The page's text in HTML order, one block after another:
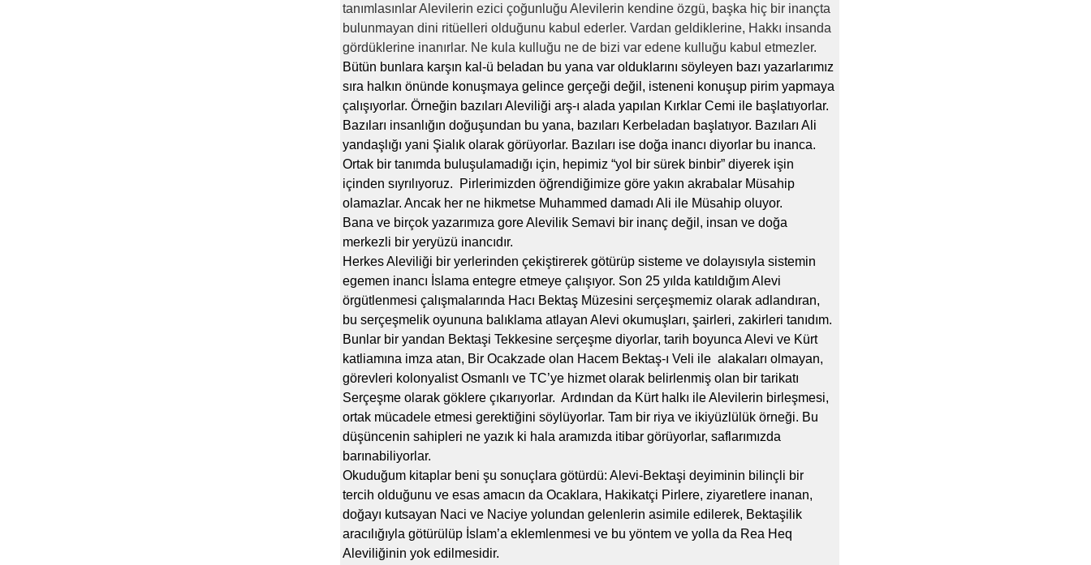
tanımlasınlar Alevilerin ezici çoğunluğu Alevilerin kendine özgü, başka hiç bir inançta
bulunmayan dini ritüelleri olduğunu kabul ederler. Vardan geldiklerine, Hakkı insanda
gördüklerine inanırlar. Ne kula kulluğu ne de bizi var edene kulluğu kabul etmezler.
Bütün bunlara karşın kal-ü beladan bu yana var olduklarını söyleyen bazı yazarlarımız
sıra halkın önünde konuşmaya gelince gerçeği değil, isteneni konuşup pirim yapmaya
çalışıyorlar. Örneğin bazıları Aleviliği arş-ı alada yapılan Kırklar Cemi ile başlatıyorlar.
Bazıları insanlığın doğuşundan bu yana, bazıları Kerbeladan başlatıyor. Bazıları Ali
yandaşlığı yani Şialık olarak görüyorlar. Bazıları ise doğa inancı diyorlar bu inanca.
Ortak bir tanımda buluşulamadığı için, hepimiz “yol bir sürek binbir” diyerek işin
içinden sıyrılıyoruz. Pirlerimizden öğrendiğimize göre yakın akrabalar Müsahip
olamazlar. Ancak her ne hikmetse Muhammed damadı Ali ile Müsahip oluyor.
Bana ve birçok yazarımıza gore Alevilik Semavi bir inanç değil, insan ve doğa
merkezli bir yeryüzü inancıdır.
Herkes Aleviliği bir yerlerinden çekiştirerek götürüp sisteme ve dolayısıyla sistemin
egemen inancı İslama entegre etmeye çalışıyor. Son 25 yılda katıldığım Alevi
örgütlenmesi çalışmalarında Hacı Bektaş Müzesini serçeşmemiz olarak adlandıran,
bu serçeşmelik oyununa balıklama atlayan Alevi okumuşları, şairleri, zakirleri tanıdım.
Bunlar bir yandan Bektaşi Tekkesine serçeşme diyorlar, tarih boyunca Alevi ve Kürt
katliamına imza atan, Bir Ocakzade olan Hacem Bektaş-ı Veli ile alakaları olmayan,
görevleri kolonyalist Osmanlı ve TC’ye hizmet olarak belirlenmiş olan bir tarikatı
Serçeşme olarak göklere çıkarıyorlar. Ardından da Kürt halkı ile Alevilerin birleşmesi,
ortak mücadele etmesi gerektiğini söylüyorlar. Tam bir riya ve ikiyüzlülük örneği. Bu
düşüncenin sahipleri ne yazık ki hala aramızda itibar görüyorlar, saflarımızda
barınabiliyorlar.
Okuduğum kitaplar beni şu sonuçlara götürdü: Alevi-Bektaşi deyiminin bilinçli bir
tercih olduğunu ve esas amacın da Ocaklara, Hakikatçi Pirlere, ziyaretlere inanan,
doğayı kutsayan Naci ve Naciye yolundan gelenlerin asimile edilerek, Bektaşilik
aracılığıyla götürülüp İslam’a eklemlenmesi ve bu yöntem ve yolla da Rea Heq
Aleviliğinin yok edilmesidir.